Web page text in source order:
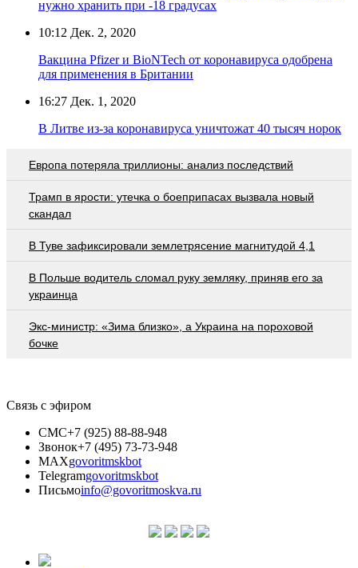
нужно хранить при -18 градусах
10:12 Дек. 2, 2020
Вакцина Pfizer и BioNTech от коронавируса одобрена
для применения в Британии
16:27 Дек. 1, 2020
В Литве из-за коронавируса уничтожат 40 тысяч норок
Европа потеряла триллионы: анализ последствий
Трамп в ярости: утечка о боеприпасах вызвала новый
скандал
В Туве зафиксировали землетрясение магнитудой 4,1
В Польше водитель сломал руку земляку, приняв его за
украинца
Экс-министр: «Зима близко», а Украина на пороховой
бочке
Связь с эфиром
СМС+7 (925) 88-88-948
Звонок+7 (495) 73-73-948
MAXgovoritmskbot
Telegramgovoritmskbot
Письмоinfo@govoritmoskva.ru